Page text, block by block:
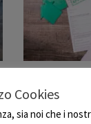
Cookies
sia noi che i